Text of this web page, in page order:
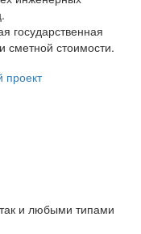
государственная
сметной стоимости.
проект
и любыми типами